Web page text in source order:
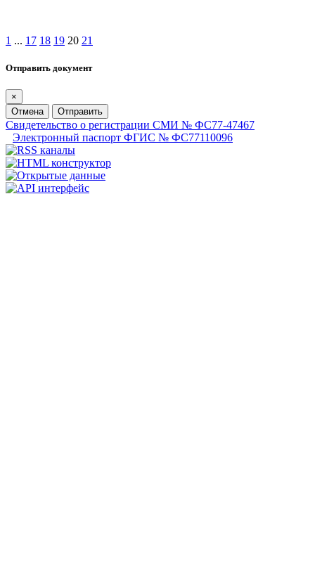
1 ... 17 18 19 20 21
Отправить документ
×
Отмена
Отправить
Свидетельство о регистрации СМИ № ФС77-47467
Электронный паспорт ФГИС № ФС77110096